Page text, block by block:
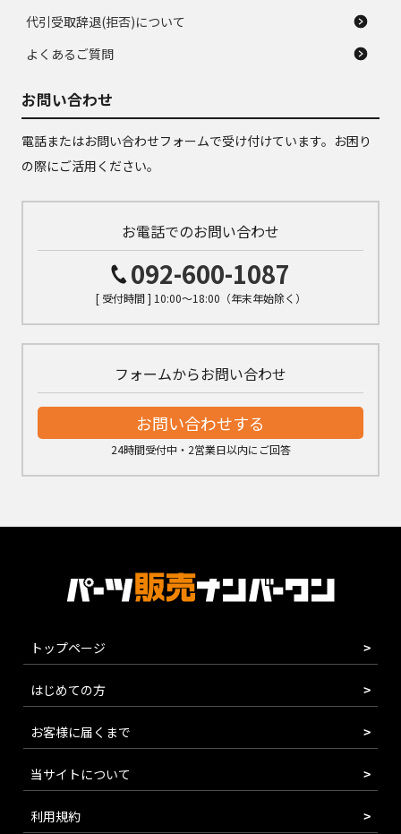
代引受取辞退(拒否)について
よくあるご質問
お問い合わせ
電話またはお問い合わせフォームで受け付けています。お困り
の際にご活用ください。
お電話でのお問い合わせ
092-600-1087
[ 受付時間 ] 10:00～18:00（年末年始除く）
フォームからお問い合わせ
お問い合わせする
24時間受付中・2営業日以内にご回答
トップページ
はじめての方
お客様に届くまで
当サイトについて
利用規約